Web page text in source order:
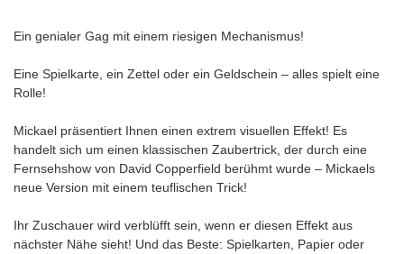
Ein genialer Gag mit einem riesigen Mechanismus!
Eine Spielkarte, ein Zettel oder ein Geldschein – alles spielt eine
Rolle!
Mickael präsentiert Ihnen einen extrem visuellen Effekt! Es
handelt sich um einen klassischen Zaubertrick, der durch eine
Fernsehshow von David Copperfield berühmt wurde – Mickaels
neue Version mit einem teuflischen Trick!
Ihr Zuschauer wird verblüfft sein, wenn er diesen Effekt aus
nächster Nähe sieht! Und das Beste: Spielkarten, Papier oder